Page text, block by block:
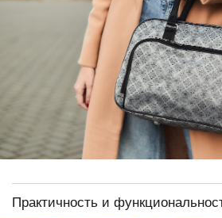
Практичность и